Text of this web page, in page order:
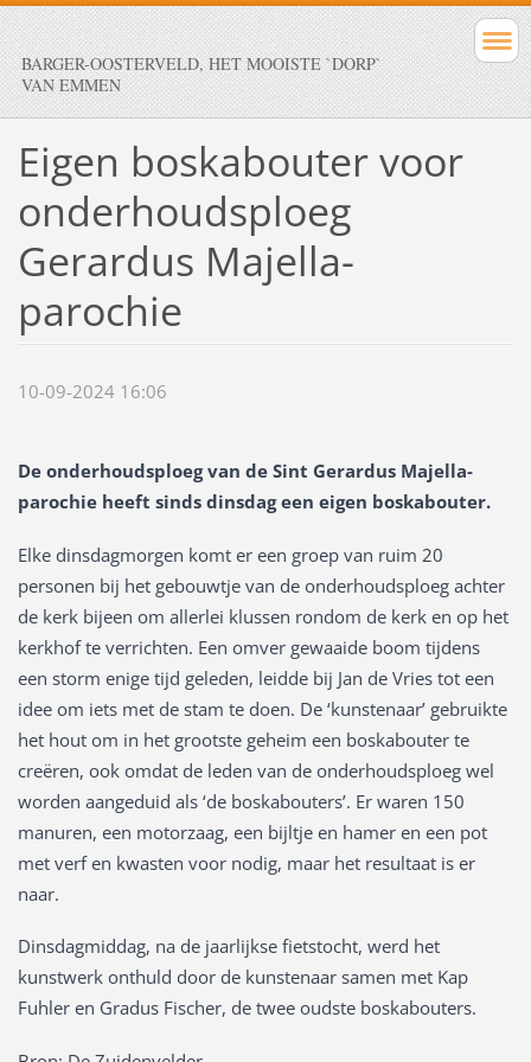
BARGER-OOSTERVELD, HET MOOISTE `DORP`
VAN EMMEN
Eigen boskabouter voor
onderhoudsploeg
Gerardus Majella-
parochie
10-09-2024 16:06
De onderhoudsploeg van de Sint Gerardus Majella-
parochie heeft sinds dinsdag een eigen boskabouter.
Elke dinsdagmorgen komt er een groep van ruim 20
personen bij het gebouwtje van de onderhoudsploeg achter
de kerk bijeen om allerlei klussen rondom de kerk en op het
kerkhof te verrichten. Een omver gewaaide boom tijdens
een storm enige tijd geleden, leidde bij Jan de Vries tot een
idee om iets met de stam te doen. De ‘kunstenaar’ gebruikte
het hout om in het grootste geheim een boskabouter te
creëren, ook omdat de leden van de onderhoudsploeg wel
worden aangeduid als ‘de boskabouters’. Er waren 150
manuren, een motorzaag, een bijltje en hamer en een pot
met verf en kwasten voor nodig, maar het resultaat is er
naar.
Dinsdagmiddag, na de jaarlijkse fietstocht, werd het
kunstwerk onthuld door de kunstenaar samen met Kap
Fuhler en Gradus Fischer, de twee oudste boskabouters.